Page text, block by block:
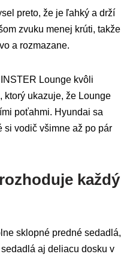
preto, že je ľahký a drží
zvuku menej krúti, takže
a rozmazane.
Lounge kvôli
ktorý ukazuje, že Lounge
poťahmi. Hyundai sa
si vodič všimne až po pár
každý
sklopné predné sedadlá,
aj deliacu dosku v